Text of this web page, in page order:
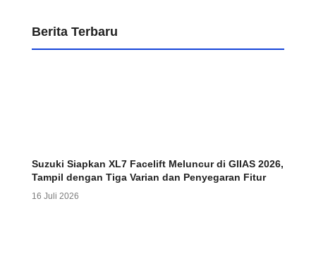
Berita Terbaru
Suzuki Siapkan XL7 Facelift Meluncur di GIIAS 2026,
Tampil dengan Tiga Varian dan Penyegaran Fitur
16 Juli 2026